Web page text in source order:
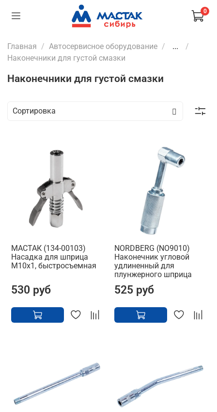
0
Главная Автосервисное оборудование
...
Наконечники для густой смазки
Наконечники для густой смазки
МАСТАК (134-00103)
Насадка для шприца
М10х1, быстросъемная
530 руб
NORDBERG (NO9010)
Наконечник угловой
удлиненный для
плунжерного шприца
525 руб